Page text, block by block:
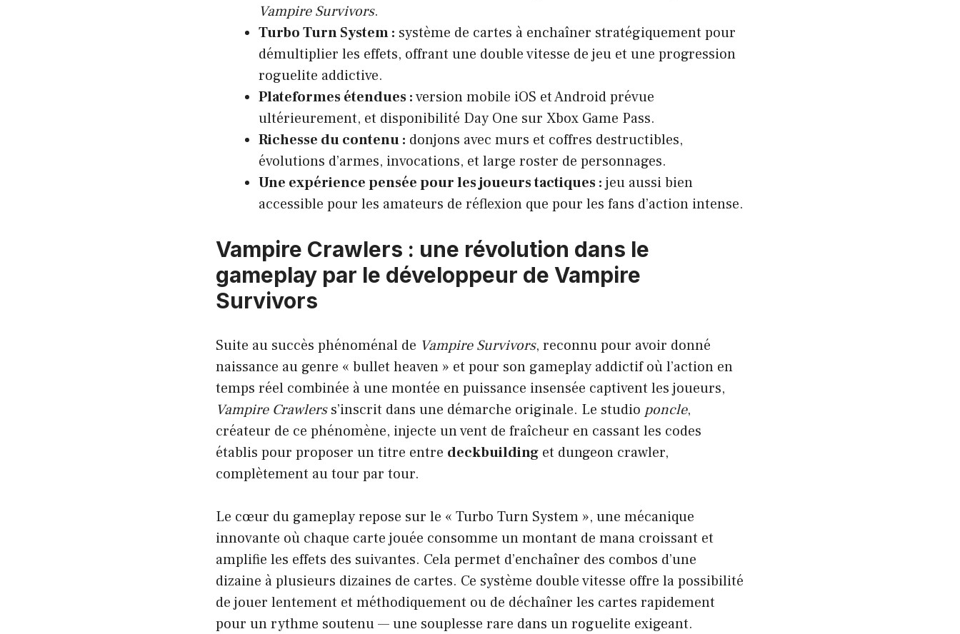
Vampire Survivors.
Turbo Turn System : système de cartes à enchaîner stratégiquement pour
démultiplier les effets, offrant une double vitesse de jeu et une progression
roguelite addictive.
Plateformes étendues :version mobile iOS et Android prévue
ultérieurement, et disponibilité Day One sur Xbox Game Pass.
Richesse du contenu : donjons avec murs et coffres destructibles,
évolutions d’armes, invocations, et large roster de personnages.
Une expérience pensée pour les joueurs tactiques : jeu aussi bien
accessible pour les amateurs de réflexion que pour les fans d’action intense.
Vampire Crawlers : une révolution dans le
gameplay par le développeur de Vampire
Survivors
Suite au succès phénoménal de Vampire Survivors, reconnu pour avoir donné
naissance au genre « bullet heaven » et pour son gameplay addictif où l’action en
temps réel combinée à une montée en puissance insensée captivent les joueurs,
Vampire Crawlerss’inscrit dans une démarche originale. Le studio poncle,
créateur de ce phénomène, injecte un vent de fraîcheur en cassant les codes
établis pour proposer un titre entre deckbuilding et dungeon crawler,
complètement au tour par tour.
Le cœur du gameplay repose sur le « Turbo Turn System », une mécanique
innovante où chaque carte jouée consomme un montant de mana croissant et
amplifie les effets des suivantes. Cela permet d’enchaîner des combos d’une
dizaine à plusieurs dizaines de cartes. Ce système double vitesse offre la possibilité
de jouer lentement et méthodiquement ou de déchaîner les cartes rapidement
pour un rythme soutenu — une souplesse rare dans un roguelite exigeant.